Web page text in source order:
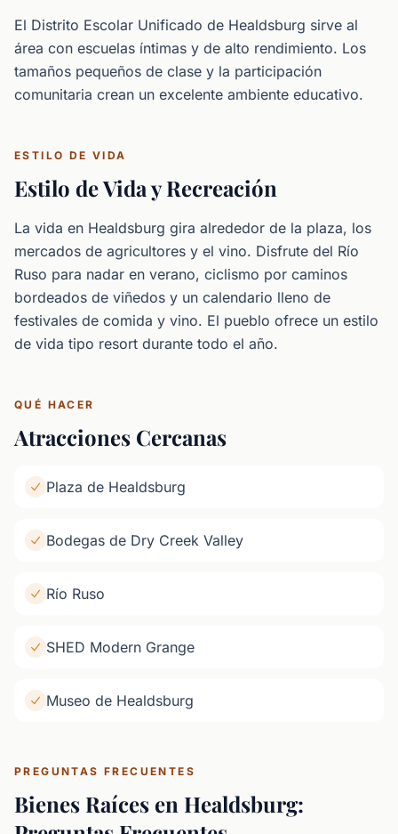
El Distrito Escolar Unificado de Healdsburg sirve al
área con escuelas íntimas y de alto rendimiento. Los
tamaños pequeños de clase y la participación
comunitaria crean un excelente ambiente educativo.
ESTILO DE VIDA
Estilo de Vida y Recreación
La vida en Healdsburg gira alrededor de la plaza, los
mercados de agricultores y el vino. Disfrute del Río
Ruso para nadar en verano, ciclismo por caminos
bordeados de viñedos y un calendario lleno de
festivales de comida y vino. El pueblo ofrece un estilo
de vida tipo resort durante todo el año.
QUÉ HACER
Atracciones Cercanas
Plaza de Healdsburg
Bodegas de Dry Creek Valley
Río Ruso
SHED Modern Grange
Museo de Healdsburg
PREGUNTAS FRECUENTES
Bienes Raíces en Healdsburg: